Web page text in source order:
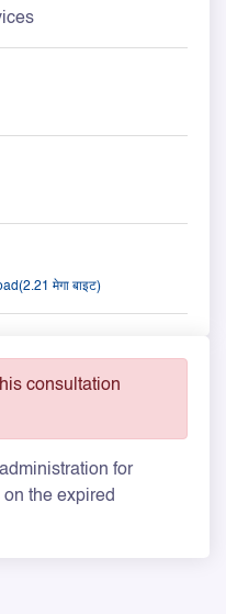
मेगा बाइट)
consultation
for
the expired